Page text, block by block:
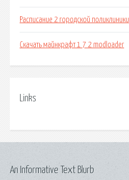
Расписание 2 городской поликлиники
Скачать майнкрафт 1 7 2 modloader
Links
An Informative Text Blurb